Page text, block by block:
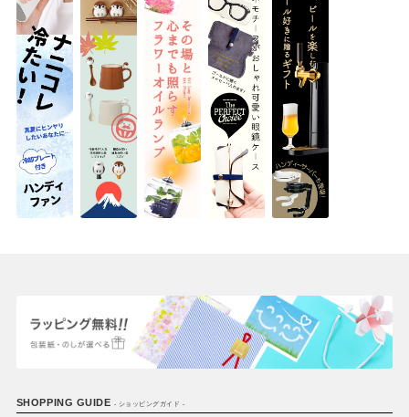
SHOPPING GUIDE - ショッピングガイド -